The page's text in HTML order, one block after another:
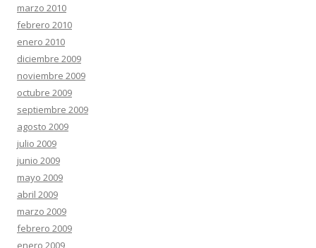
marzo 2010
febrero 2010
enero 2010
diciembre 2009
noviembre 2009
octubre 2009
septiembre 2009
agosto 2009
julio 2009
junio 2009
mayo 2009
abril 2009
marzo 2009
febrero 2009